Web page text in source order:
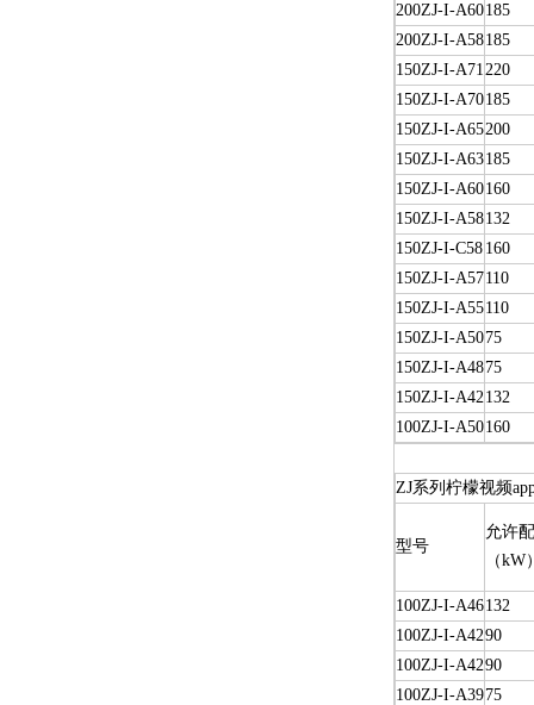
200ZJ-I-A60185
200ZJ-I-A58185
150ZJ-I-A71220
150ZJ-I-A70185
150ZJ-I-A65200
150ZJ-I-A63185
150ZJ-I-A60160
150ZJ-I-A58132
150ZJ-I-C58 160
150ZJ-I-A57110
150ZJ-I-A55110
150ZJ-I-A5075
150ZJ-I-A4875
150ZJ-I-A42132
100ZJ-I-A50160
ZJ系列柠檬视频
型号
允许
（kW
100ZJ-I-A46132
100ZJ-I-A4290
100ZJ-I-A4290
100ZJ-I-A3975